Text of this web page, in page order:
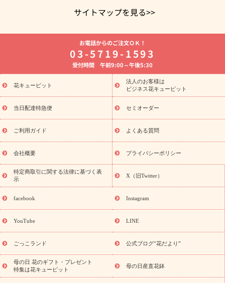
サイトマップを見る>>
よく贈られる花
お祝いの花特集
誕生日フラワーギフト特集
8月の誕生花(トルコキキョウ)
開店・開業祝い
お供え・お悔やみ お供え・お悔やみの花
通夜・葬儀に贈る花 胡蝶蘭・花鉢
ーブドフラワー
季節のイベント
ひまわり ギフト・プレゼント
特集
お盆 花（新盆・初盆） 季節のイベント
お盆 花（新
盆・初盆）
お盆 花（新盆・初盆）
お盆・お供え 花とセットギ
フト
お盆・お供え プリザーブドフラワー
ひまわり ギフト・プ
レゼント特集
夏の花贈り・お中元・暑中見舞い 花のギフト特集
敬老の日におくる花ギフト・プレゼント特集
花ギフト・プレゼント特集
敬老の日 花のおすすめランキング
敬
老の日 花鉢植えのギフト・プレゼント特集
敬老の日 花とセットギ
フト・プレゼント特集
敬老の日の花 全てのギフト一覧
キャン
ペーン
映画『ウォーターガーディアンズ』コラボキャンペーン
「きょう誕生日なんです」キャンペーン
誕生日の花を探す
誕生日フラワーギフト 誕生日フラワーギフト特集
(トルコキキョウ)
9月の誕生花(リンドウ)
ら探す
お祝いの花特集 当日配達特急便 お祝い商品一覧
念日
結婚祝い 出産祝い 退院祝い・快気祝い
寿祝い
プチギフト ペットのお祝いフラワー
お電話からのご注文ＯＫ！
03-5719-1593
受付時間 午前9:00～午後5:30
花キューピット
法人のお客様は
ビジネス花キューピット
当日配達特急便 セミオーダー
ご利用ガイド よくある質問
会社概要 プライバシーポリシー
特定商取引に関する法律に基づく表
示
X（旧Twitter）
facebook Instagram
YouTube LINE
ごっこランド 公式ブログ“花だより”
母の日 花のギフト・プレゼント
特集は花キューピット
母の日産直花鉢